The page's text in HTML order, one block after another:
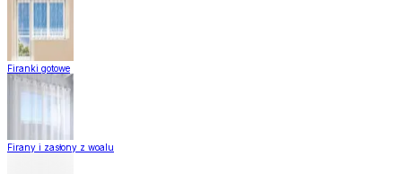
Firanki gotowe
Firany i zasłony z woalu